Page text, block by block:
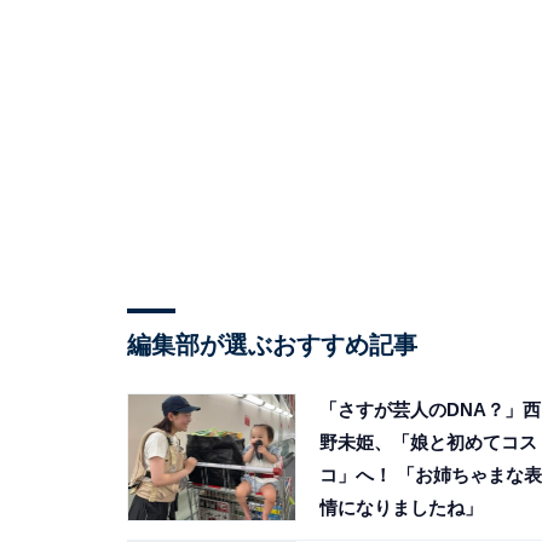
編集部が選ぶおすすめ記事
「さすが芸人のDNA？」西
野未姫、「娘と初めてコス
コ」へ！ 「お姉ちゃまな表
情になりましたね」